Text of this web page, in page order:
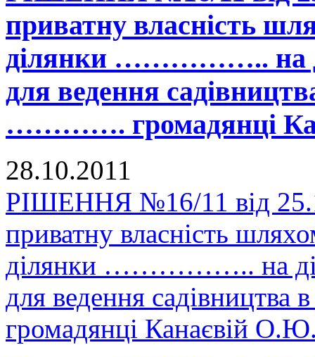
приватну власність
ділянки …………….. на
для ведення
…………. громадянці
28.10.2011
РІШЕННЯ №16/11 від
приватну власність
ділянки …………….. на
для ведення
громадянці Канаєвій